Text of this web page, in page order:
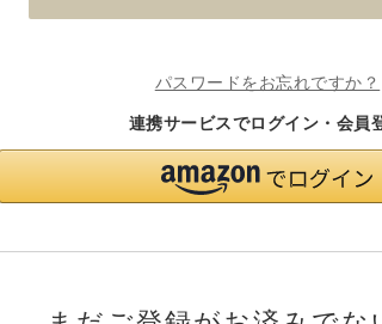
パスワードをお忘れですか？
連携サービスでログイン・会員